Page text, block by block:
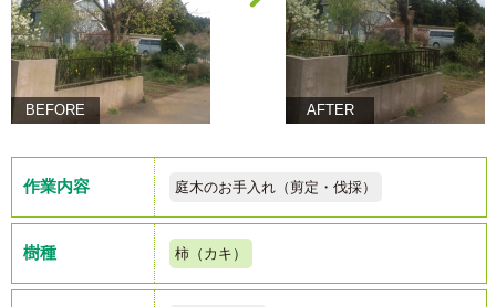
BEFORE AFTER
作業内容 庭木のお手入れ（剪定・伐採）
樹種 柿（カキ）